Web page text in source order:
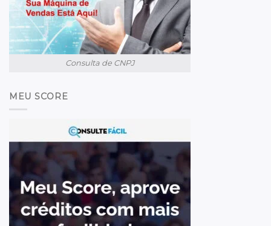
Consulta de CNPJ
MEU SCORE